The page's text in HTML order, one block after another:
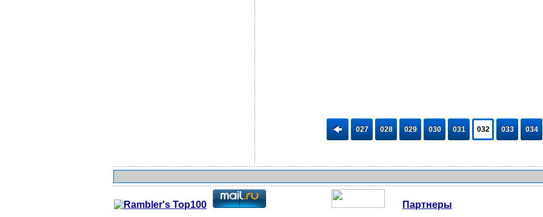
027 028 029 030 031 032 033 034
Партнеры